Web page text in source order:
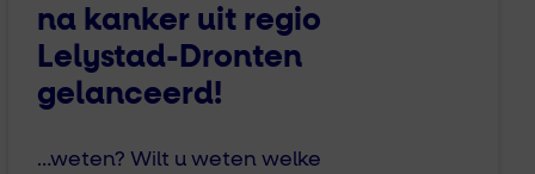
na kanker uit regio
Lelystad-Dronten
gelanceerd!
…weten? Wilt u weten welke